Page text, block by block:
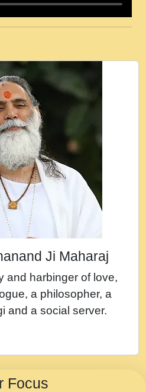
मह वदवन पहच दय! मह जन
- New Bhajan 2020
मैं बड़ी मस्ती में हूँ । 2018 -
Rasik.mp3
मड उतत सर रख क, नल रव त
रख द!.mp3
यूहीं दिन बीतते जाते हैं ।
Gyananand Ji
पयर महन न रझद फर! shri
अपन खट करम क !!!! मह दद
तर बगर Shri ravinandan
Shyam Ho.mp3
Ji Maharaj
and harbinger of love,
a philosopher, a
and a social server.
Focus